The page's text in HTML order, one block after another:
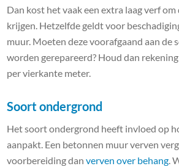
Dan kost het vaak een extra laag verf
krijgen. Hetzelfde geldt voor
muur. Moeten deze voorafgaand aan de
worden gerepareerd? Houd dan
per vierkante meter.
Soort ondergrond
Het soort ondergrond heeft invloed op
aanpakt. Een betonnen muur verven
voorbereiding danverven over behang.